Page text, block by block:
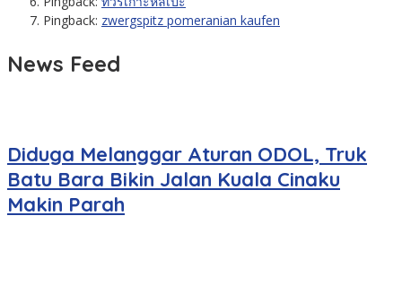
Pingback: zwergspitz pomeranian kaufen
News Feed
Diduga Melanggar Aturan ODOL, Truk
Batu Bara Bikin Jalan Kuala Cinaku
Makin Parah